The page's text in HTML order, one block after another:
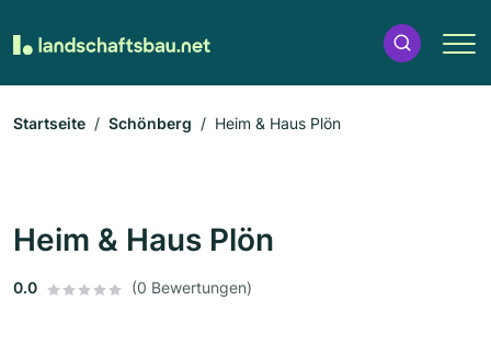
Startseite Schönberg Heim & Haus Plön
Heim & Haus Plön
0.0 (0 Bewertungen)